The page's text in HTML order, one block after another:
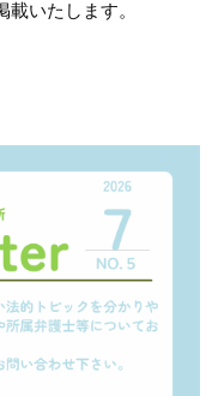
いたします。